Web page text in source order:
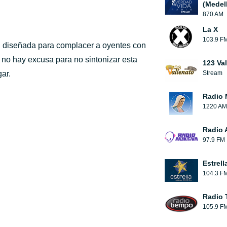
para complacer a oyentes con
hay excusa para no sintonizar esta
870 AM
La X
103.9
123
Stream
Radio
1220 AM
Radio
97.9 FM
104.3
Radio
105.9